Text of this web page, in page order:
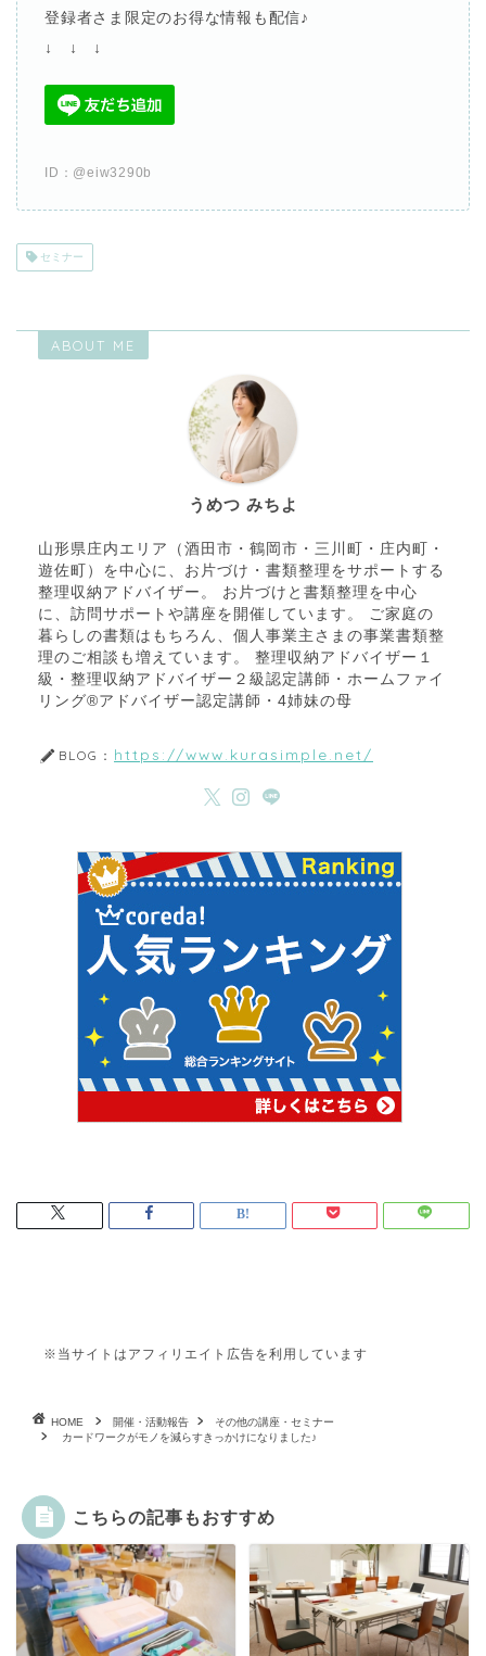
登録者さま限定のお得な情報も配信♪
↓ ↓ ↓
ID ： @eiw3290b
セミナー
ABOUT ME
うめつ みちよ
山形県庄内エリア（酒田市・鶴岡市・三川町・庄内町・
遊佐町）を中心に、お片づけ・書類整理をサポートする
整理収納アドバイザー。 お片づけと書類整理を中心
に、訪問サポートや講座を開催しています。 ご家庭の
暮らしの書類はもちろん、個人事業主さまの事業書類整
理のご相談も増えています。 整理収納アドバイザー１
級・整理収納アドバイザー２級認定講師・ホームファイ
リング®アドバイザー認定講師・4姉妹の母
BLOG： https://www.kurasimple.net/
※当サイトはアフィリエイト広告を利用しています
HOME 開催・活動報告
その他の講座・セミナー
カードワークがモノを減らすきっかけになりました♪
こちらの記事もおすすめ